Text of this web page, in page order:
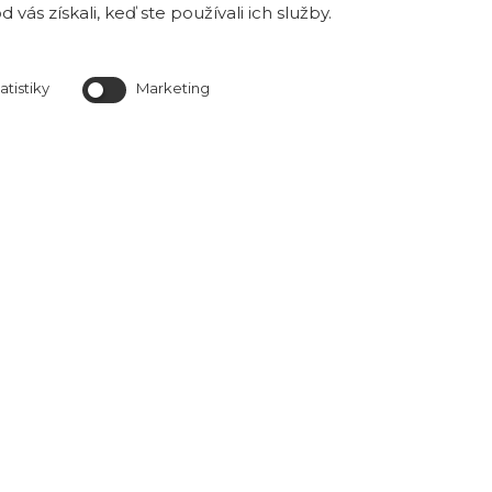
v našej exteriérovej vzorkovni v Bratislave na
Predajňa je otvorená Po-Pia od 8:00 do 16:00
získali, keď ste používali ich služby.
Marketing